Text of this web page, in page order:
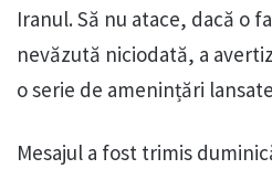
Iranul. Să nu atace, dacă o
nevăzută niciodată, a
o serie de amenințări
Mesajul a fost trimis